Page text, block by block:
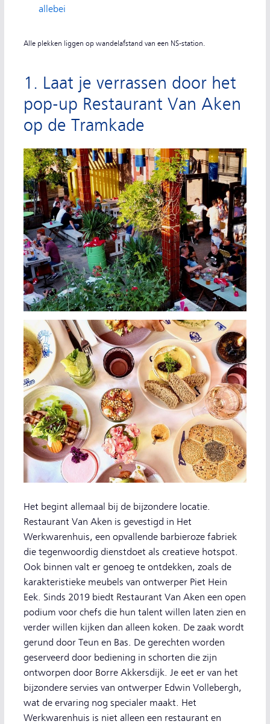
allebei
Alle plekken liggen op wandelafstand van een NS-station.
1. Laat je verrassen door het
pop-up Restaurant Van Aken
op de Tramkade
Het begint allemaal bij de bijzondere locatie.
Restaurant Van Aken is gevestigd in Het
Werkwarenhuis, een opvallende barbieroze fabriek
die tegenwoordig dienstdoet als creatieve hotspot.
Ook binnen valt er genoeg te ontdekken, zoals de
karakteristieke meubels van ontwerper Piet Hein
Eek. Sinds 2019 biedt Restaurant Van Aken een open
podium voor chefs die hun talent willen laten zien en
verder willen kijken dan alleen koken. De zaak wordt
gerund door Teun en Bas. De gerechten worden
geserveerd door bediening in schorten die zijn
ontworpen door Borre Akkersdijk. Je eet er van het
bijzondere servies van ontwerper Edwin Vollebergh,
wat de ervaring nog specialer maakt. Het
Werkwarenhuis is niet alleen een restaurant en